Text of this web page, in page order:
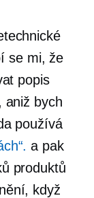
se mi, že
popis
aniž bych
používá
a pak
produktů
když